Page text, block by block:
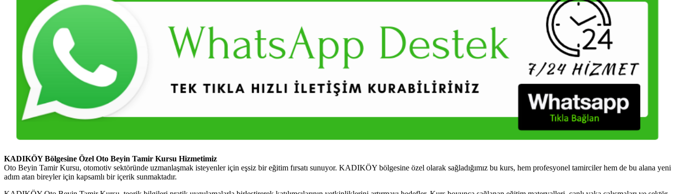
KADIKÖY Bölgesine Özel Oto Beyin Tamir Kursu Hizmetimiz
Oto Beyin Tamir Kursu, otomotiv sektöründe uzmanlaşmak isteyenler için eşsiz bir eğitim fırsatı sunuyor. KADIKÖY bölgesine özel olarak sağladığımız bu kurs, hem profesyonel tamirciler hem de bu alana yeni
adım atan bireyler için kapsamlı bir içerik sunmaktadır.